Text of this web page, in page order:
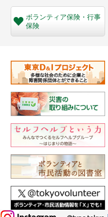
ボランティア保険・行事
保険